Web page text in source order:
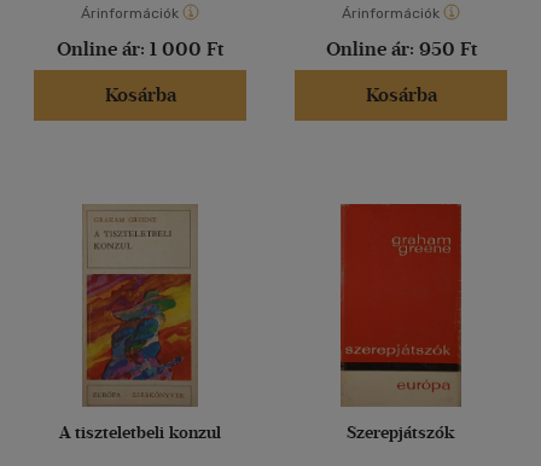
Árinformációk
Online ár: 1 000 Ft
Kosárba
Árinformációk
Online ár: 950 Ft
Kosárba
A tiszteletbeli konzul Szerepjátszók